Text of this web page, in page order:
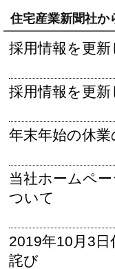
住宅産業新聞社か
採用情報を更新
採用情報を更新
年末年始の休
当社ホームペ
ついて
2019年10月3日
詫び